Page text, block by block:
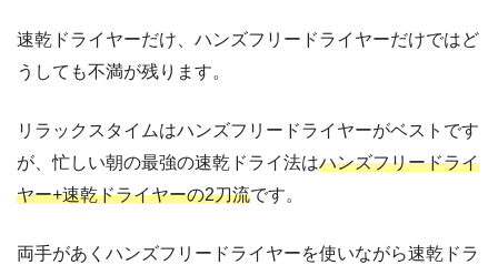
速乾ドライヤーだけ、ハンズフリードライヤーだけではど
うしても不満が残ります。
リラックスタイムはハンズフリードライヤーがベストです
が、忙しい朝の最強の速乾ドライ法はハンズフリードライ
ヤー+速乾ドライヤーの2刀流です。
両手があくハンズフリードライヤーを使いながら速乾ドラ